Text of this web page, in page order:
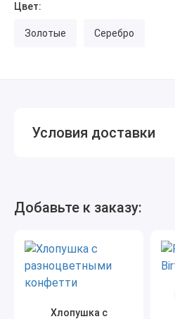
Цвет:
Золотые Серебро
Условия доставки
Добавьте к заказу:
Хлопушка с